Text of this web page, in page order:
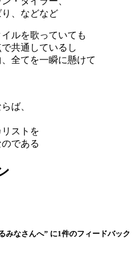
、などなど
ルを歌っていても
共通しているし
全てを一瞬に懸けて
ば、
ストを
である
みなさんへ” に1件のフィードバック